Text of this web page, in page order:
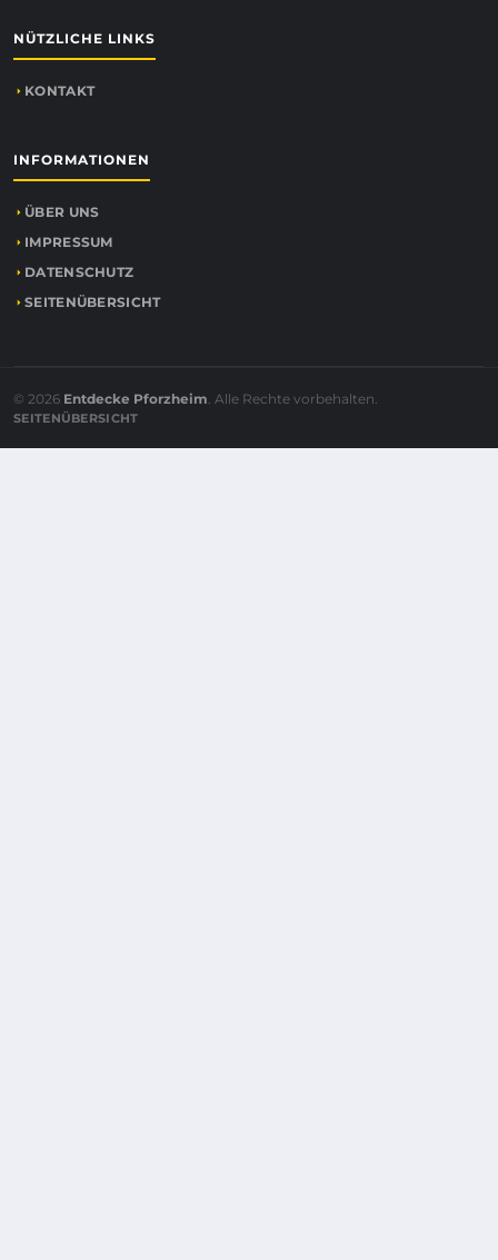
NÜTZLICHE LINKS
KONTAKT
INFORMATIONEN
ÜBER UNS
IMPRESSUM
DATENSCHUTZ
SEITENÜBERSICHT
© 2026 Entdecke Pforzheim. Alle Rechte vorbehalten.
SEITENÜBERSICHT